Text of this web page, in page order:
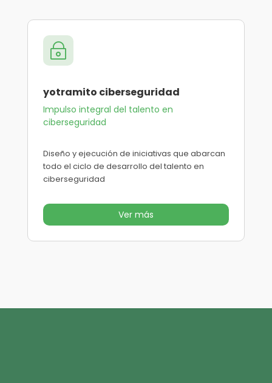
~
yotramito ciberseguridad
Impulso integral del talento en
ciberseguridad
Diseño y ejecución de iniciativas que abarcan
todo el ciclo de desarrollo del talento en
ciberseguridad
Ver más